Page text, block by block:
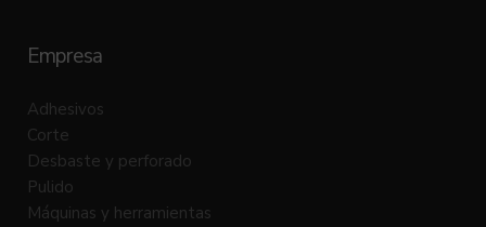
Empresa
Adhesivos
Corte
Desbaste y perforado
Pulido
Máquinas y herramientas